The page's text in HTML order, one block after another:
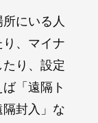
にいる人
、マイナ
り、設定
「遠隔ト
隔封入」な